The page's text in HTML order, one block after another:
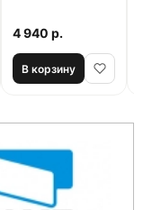
4 940 р.
В корзину